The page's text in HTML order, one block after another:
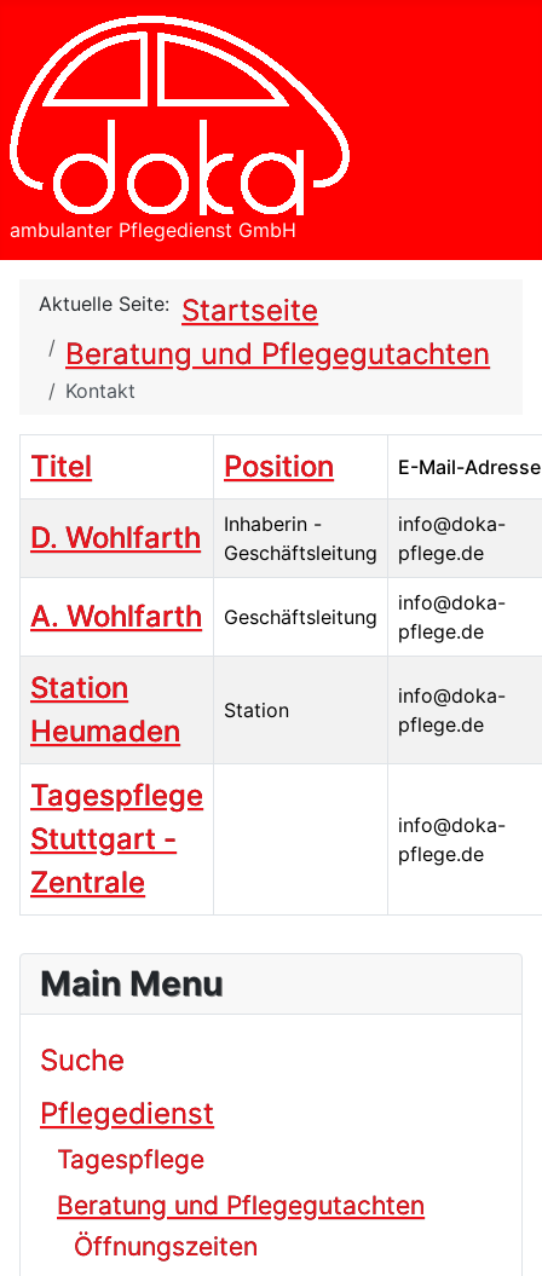
ambulanter Pflegedienst GmbH
Aktuelle Seite: Startseite
Beratung und Pflegegutachten
Kontakt
Titel Position E-Mail-Adresse
D. Wohlfarth
Inhaberin -
Geschäftsleitung
info@doka-
pflege.de
A. Wohlfarth Geschäftsleitung
info@doka-
pflege.de
Station
Heumaden
Station
info@doka-
pflege.de
Tagespflege
Stuttgart -
Zentrale
info@doka-
pflege.de
Main Menu
Suche
Pflegedienst
Tagespflege
Beratung und Pflegegutachten
Öffnungszeiten